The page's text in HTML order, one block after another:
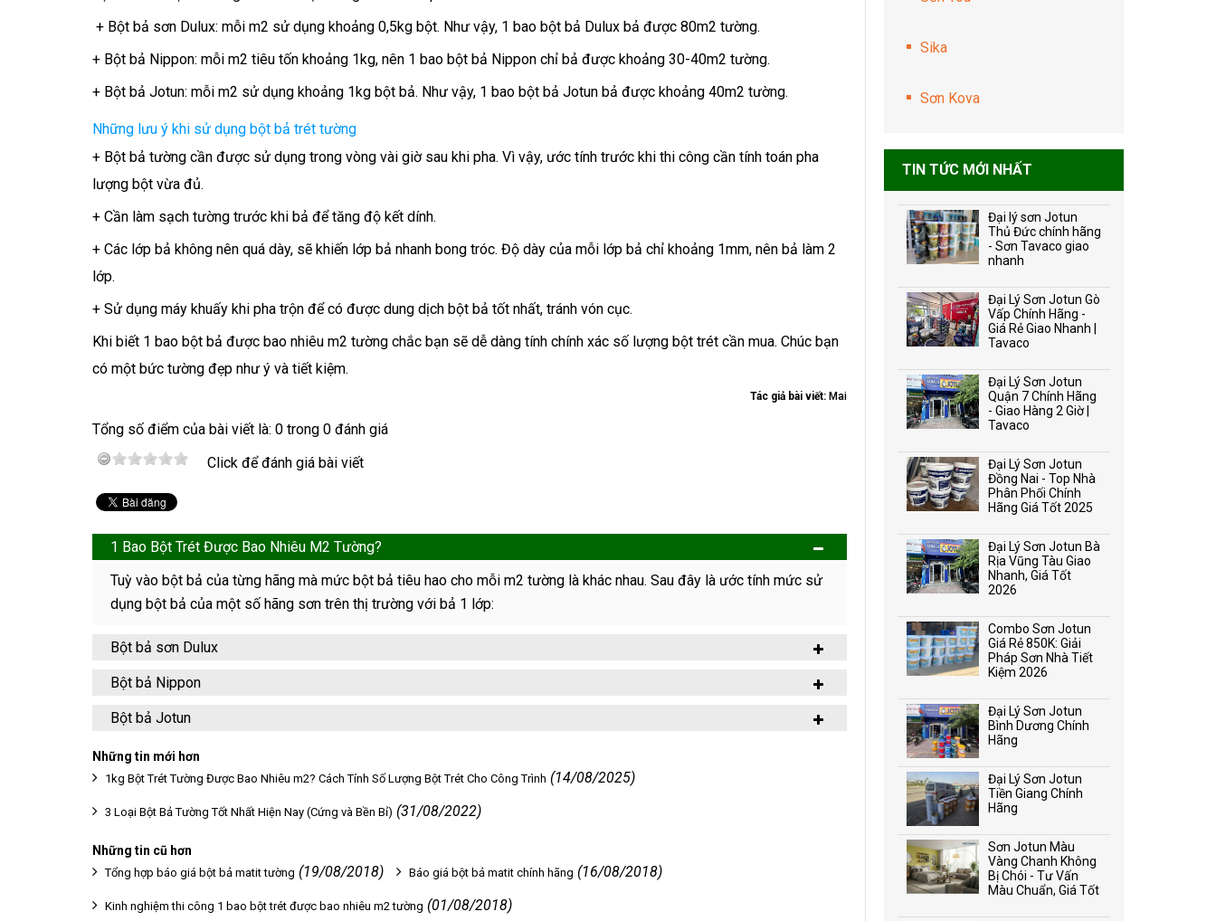
+ Bột bả sơn Dulux: mỗi m2 sử dụng khoảng 0,5kg bột. Như vậy, 1 bao bột bả Dulux bả được 80m2 tường.
+ Bột bả Nippon: mỗi m2 tiêu tốn khoảng 1kg, nên 1 bao bột bả Nippon chỉ bả được khoảng 30-40m2 tường.
+ Bột bả Jotun: mỗi m2 sử dụng khoảng 1kg bột bả. Như vậy, 1 bao bột bả Jotun bả được khoảng 40m2 tường.
Những lưu ý khi sử dụng bột bả trét tường
+ Bột bả tường cần được sử dụng trong vòng vài giờ sau khi pha. Vì vậy, ước tính trước khi thi công cần tính toán pha
lượng bột vừa đủ.
+ Cần làm sạch tường trước khi bả để tăng độ kết dính.
+ Các lớp bả không nên quá dày, sẽ khiến lớp bả nhanh bong tróc. Độ dày của mỗi lớp bả chỉ khoảng 1mm, nên bả làm 2
lớp.
+ Sử dụng máy khuấy khi pha trộn để có được dung dịch bột bả tốt nhất, tránh vón cục.
Khi biết 1 bao bột bả được bao nhiêu m2 tường chắc bạn sẽ dễ dàng tính chính xác số lượng bột trét cần mua. Chúc bạn
có một bức tường đẹp như ý và tiết kiệm.
Tác giả bài viết: Mai
Tổng số điểm của bài viết là: 0 trong 0 đánh giá
Click để đánh giá bài viết
1 Bao Bột Trét Được Bao Nhiêu M2 Tường?
Tuỳ vào bột bả của từng hãng mà mức bột bả tiêu hao cho mỗi m2 tường là khác nhau. Sau đây là ước tính mức sử
dụng bột bả của một số hãng sơn trên thị trường với bả 1 lớp:
Bột bả sơn Dulux
Bột bả Nippon
Bột bả Jotun
Những tin mới hơn
1kg Bột Trét Tường Được Bao Nhiêu m2? Cách Tính Số Lượng Bột Trét Cho Công Trình (14/08/2025)
3 Loại Bột Bả Tường Tốt Nhất Hiện Nay (Cứng và Bền Bỉ) (31/08/2022)
Những tin cũ hơn
Tổng hợp báo giá bột bả matit tường (19/08/2018) Báo giá bột bả matit chính hãng (16/08/2018)
Kinh nghiệm thi công 1 bao bột trét được bao nhiêu m2 tường (01/08/2018)
Sika
Sơn Kova
TIN TỨC MỚI NHẤT
Đại lý sơn Jotun
Thủ Đức chính hãng
- Sơn Tavaco giao
nhanh
Đại Lý Sơn Jotun Gò
Vấp Chính Hãng -
Giá Rẻ Giao Nhanh |
Tavaco
Đại Lý Sơn Jotun
Quận 7 Chính Hãng
- Giao Hàng 2 Giờ |
Tavaco
Đại Lý Sơn Jotun
Đồng Nai - Top Nhà
Phân Phối Chính
Hãng Giá Tốt 2025
Đại Lý Sơn Jotun Bà
Rịa Vũng Tàu Giao
Nhanh, Giá Tốt
2026
Combo Sơn Jotun
Giá Rẻ 850K: Giải
Pháp Sơn Nhà Tiết
Kiệm 2026
Đại Lý Sơn Jotun
Bình Dương Chính
Hãng
Đại Lý Sơn Jotun
Tiền Giang Chính
Hãng
Sơn Jotun Màu
Vàng Chanh Không
Bị Chói - Tư Vấn
Màu Chuẩn, Giá Tốt